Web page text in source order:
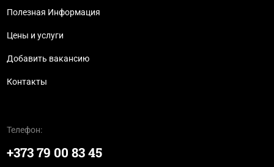
Полезная Информация
Цены и услуги
Добавить вакансию
Контакты
Телефон:
+373 79 00 83 45